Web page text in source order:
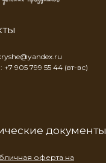
905 799 55 44 (вт-вс)
документы
оферта на